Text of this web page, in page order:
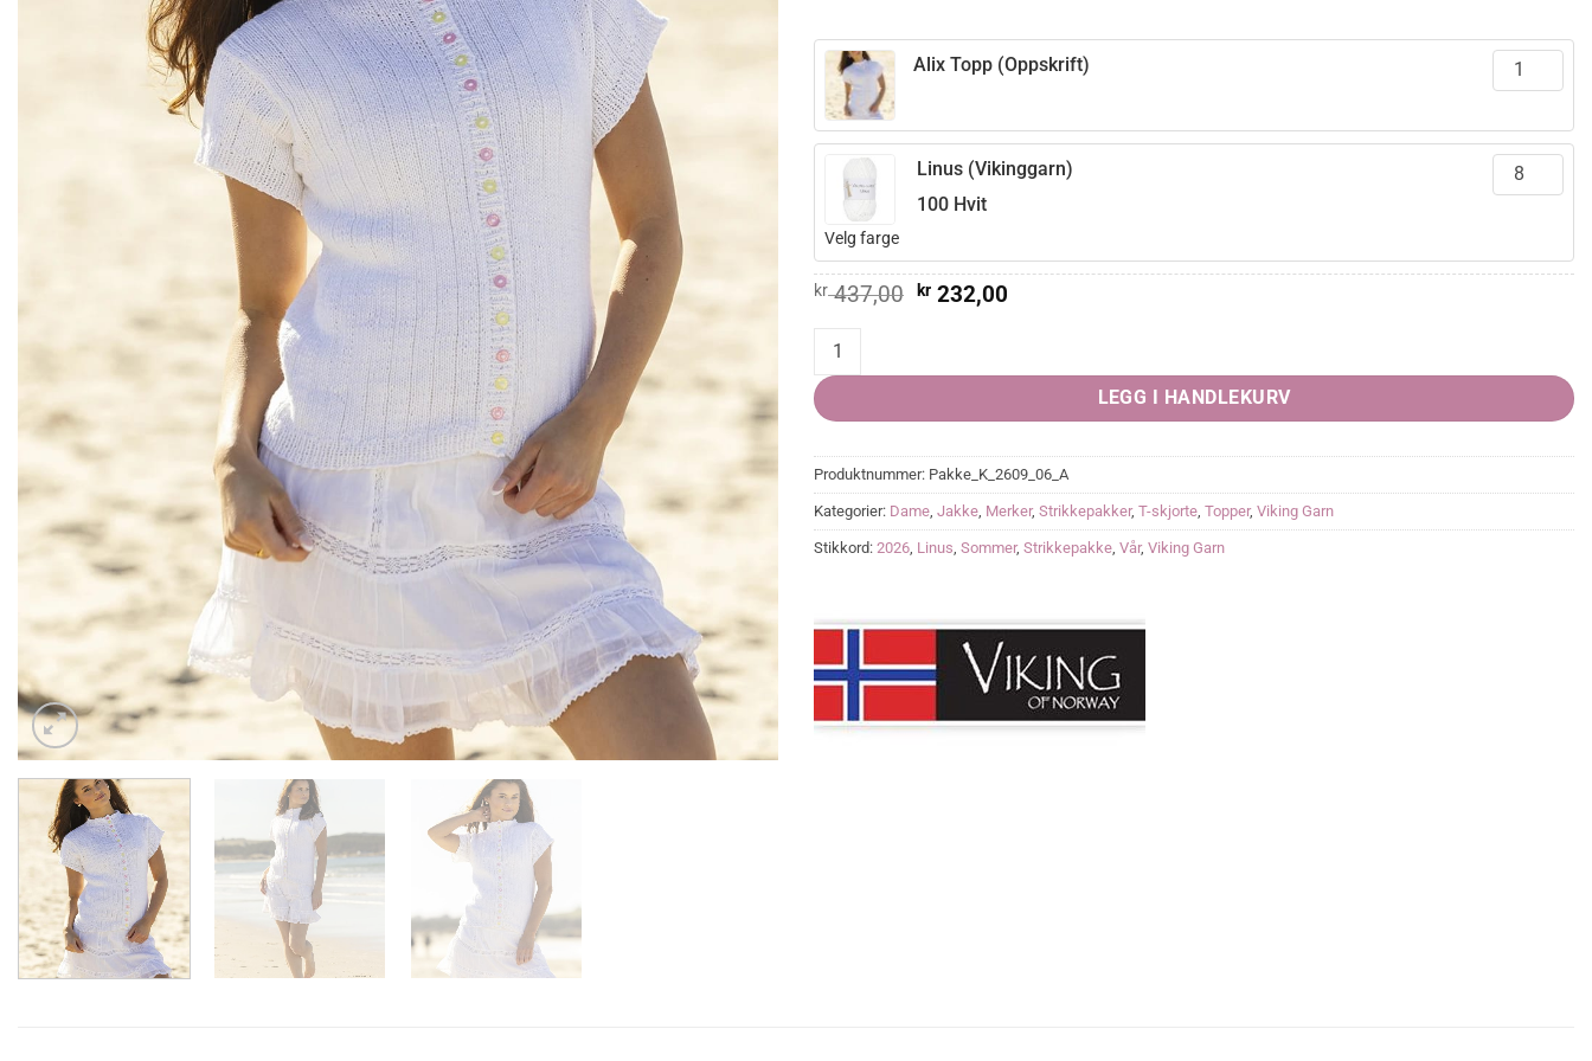
Alix Topp (Oppskrift)
Velg farge
Linus (Vikinggarn)
100 Hvit
kr437,00 Opprinnelig
kr232,00Nåværende
Alix Topp quantity
LEGG I HANDLEKURV
Produktnummer: Pakke_K_2609_06_A
Kategorier: Dame Jakke Merker, Strikkepakker, T-skjorte Topper, Viking Garn
Stikkord: 2026 Linus Sommer, Strikkepakke Vår, Viking Garn